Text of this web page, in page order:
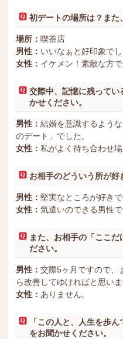
初デートの場所は？また
場所： 喫茶店
男性： いいなぁと好印象でし
女性： イケメン！素敵な方で
交際中、記憶に残ってい
かせください。
男性： 結婚を意識するよう
のデート」でした。
女性： 私がよく待ち合わせ
お相手のどういう所が好
男性： 堅実なところが好きで
女性： 気遣いのできる男性で
また、お相手の「ここ
ださい。
男性： 交際5ヶ月ですので、
ら改善してゆければと思いま
女性： ありません。
「この人と、人生を歩
をお聞かせください。